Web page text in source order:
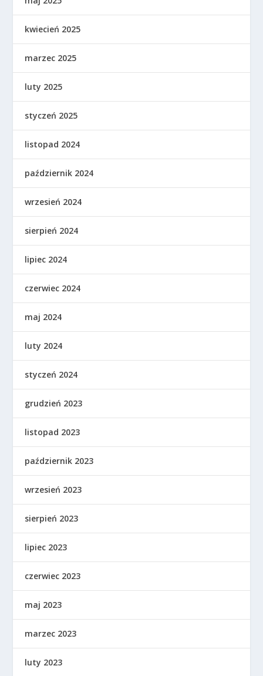
kwiecień 2025
marzec 2025
luty 2025
styczeń 2025
listopad 2024
październik 2024
wrzesień 2024
sierpień 2024
lipiec 2024
czerwiec 2024
maj 2024
luty 2024
styczeń 2024
grudzień 2023
listopad 2023
październik 2023
wrzesień 2023
sierpień 2023
lipiec 2023
czerwiec 2023
maj 2023
marzec 2023
luty 2023